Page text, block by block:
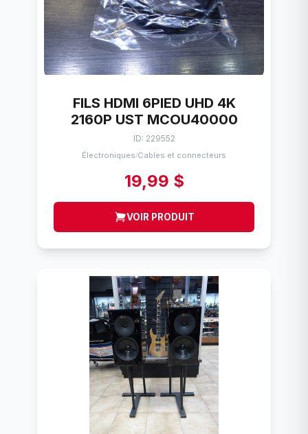
FILS HDMI 6PIED UHD 4K
2160P UST MCOU40000
ID: 229552
Électroniques/Cables et connecteurs
19,99 $
VOIR PRODUIT